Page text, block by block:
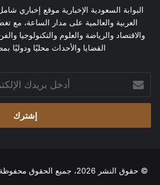
البوابة السعودية الإخبارية موقع إخباري
العربية والعالمية على مدار الساعة، مع
والاقتصاد والرياضة والعلوم والتكنولوجيا
القضايا والأحداث محليًا ودوليًا
بريدك
الإلكتروني
© حقوق النشر 2026، جميع الحقوق محفوظة | تصميم